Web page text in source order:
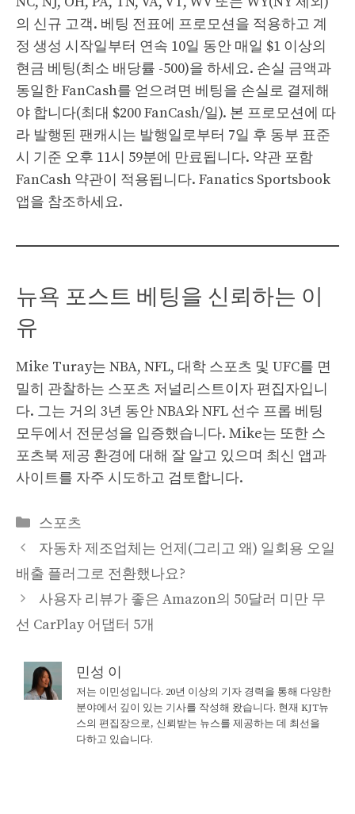
의 신규 고객. 베팅 전표에 프로모션을 적용하고 계
정 생성 시작일부터 연속 10일 동안 매일 $1 이상의
현금 베팅(최소 배당률 -500)을 하세요. 손실 금액과
동일한 FanCash를 얻으려면 베팅을 손실로 결제해
야 합니다(최대 $200 FanCash/일). 본 프로모션에 따
라 발행된 팬캐시는 발행일로부터 7일 후 동부 표준
시 기준 오후 11시 59분에 만료됩니다. 약관 포함
FanCash 약관이 적용됩니다. Fanatics Sportsbook
앱을 참조하세요.
뉴욕 포스트 베팅을 신뢰하는 이
유
Mike Turay는 NBA, NFL, 대학 스포츠 및 UFC를 면
밀히 관찰하는 스포츠 저널리스트이자 편집자입니
다. 그는 거의 3년 동안 NBA와 NFL 선수 프롭 베팅
모두에서 전문성을 입증했습니다. Mike는 또한 스
포츠북 제공 환경에 대해 잘 알고 있으며 최신 앱과
사이트를 자주 시도하고 검토합니다.
Categories
스포츠
자동차 제조업체는 언제(그리고 왜) 일회용 오일
배출 플러그로 전환했나요?
사용자 리뷰가 좋은 Amazon의 50달러 미만 무
선 CarPlay 어댑터 5개
민성 이
저는 이민성입니다. 20년 이상의 기자 경력을 통해 다양한
분야에서 깊이 있는 기사를 작성해 왔습니다. 현재 KJT뉴
스의 편집장으로, 신뢰받는 뉴스를 제공하는 데 최선을
다하고 있습니다.